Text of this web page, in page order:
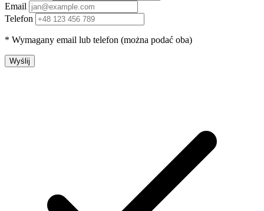
Email
Telefon
* Wymagany email lub telefon (można podać oba)
Wyślij